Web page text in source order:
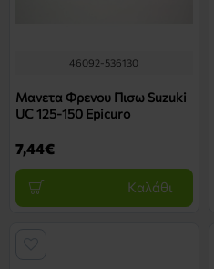
46092-536130
Μανετα Φρενου Πισω Suzuki
UC 125-150 Epicuro
7,44€
Καλάθι